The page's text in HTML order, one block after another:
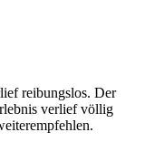
reibungslos. Der
verlief völlig